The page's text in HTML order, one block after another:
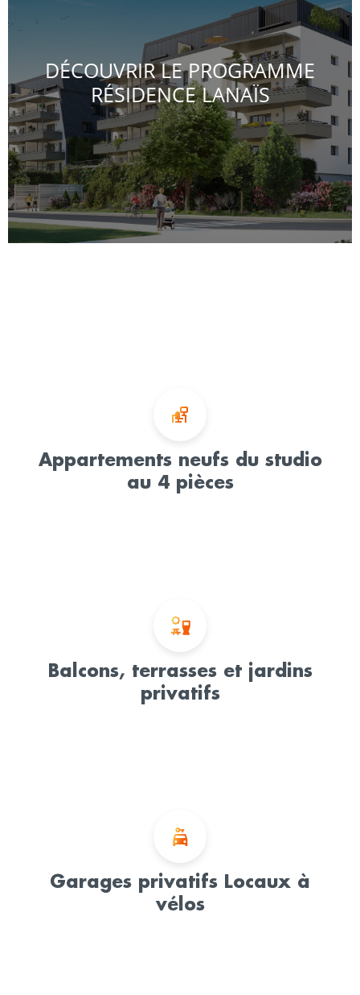
Appartements neufs du studio
au 4 pièces
Balcons, terrasses et jardins
privatifs
Garages privatifs Locaux à
vélos